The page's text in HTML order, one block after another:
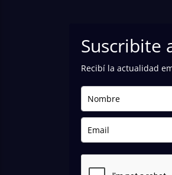
Suscribite
Recibí la actualidad